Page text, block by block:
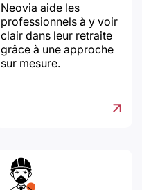
Neovia aide les
professionnels à y voir
clair dans leur retraite
grâce à une approche
sur mesure.